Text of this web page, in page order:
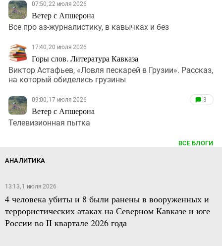
07:50, 22 июля 2026
Ветер с Апшерона
Все про аз-журналистику, в кавычках и без
17:40, 20 июля 2026
Горы слов. Литература Кавказа
Виктор Астафьев, «Ловля пескарей в Грузии». Рассказ,
на который обиделись грузины
09:00, 17 июля 2026
Ветер с Апшерона
3
Телевизионная пытка
ВСЕ БЛОГИ
АНАЛИТИКА
13:13, 1 июля 2026
4 человека убиты и 8 были ранены в вооруженных и
террористических атаках на Северном Кавказе и юге
России во II квартале 2026 года